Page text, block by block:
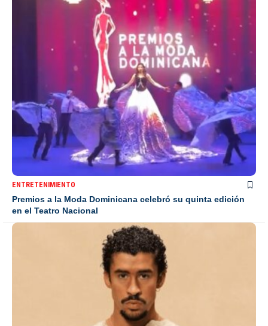
ENTRETENIMIENTO
Premios a la Moda Dominicana celebró su quinta edición
en el Teatro Nacional